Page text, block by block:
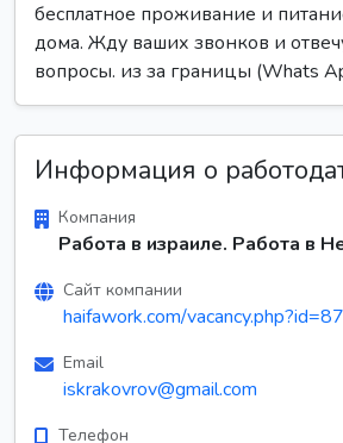
бесплатное проживание и
дома. Жду ваших звонков и
вопросы. из за границы (Whats
Информация о
Компания
Работа в израиле. Работа в
Сайт компании
haifawork.com/
Email
iskrakovrov@gmail.com
Телефон